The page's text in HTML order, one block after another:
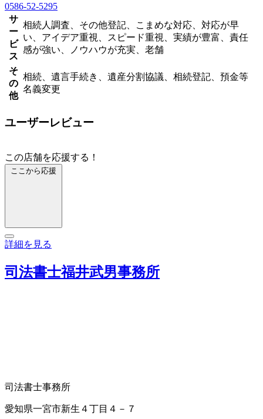
0586-52-5295
サ
ー
ビ
ス
相続人調査、その他登記、こまめな対応、対応が早
い、アイデア重視、スピード重視、実績が豊富、責任
感が強い、ノウハウが充実、老舗
そ
の
他
相続、遺言手続き、遺産分割協議、相続登記、預金等
名義変更
ユーザーレビュー
この店舗を応援する！
ここから応援
詳細を見る
司法書士福井武男事務所
司法書士事務所
愛知県一宮市新生４丁目４－７